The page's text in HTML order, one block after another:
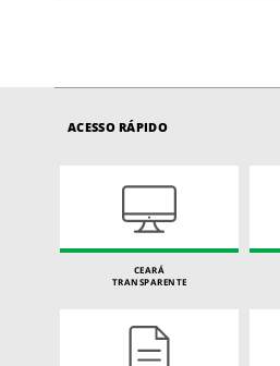
ACESSO RÁPIDO
CEARÁ
TRANSPARENTE